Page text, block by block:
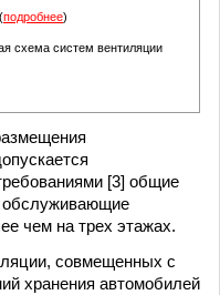
подробнее)
схема систем вентиляции
[3] общие
обслуживающие
чем на трех этажах.
совмещенных с
хранения автомобилей